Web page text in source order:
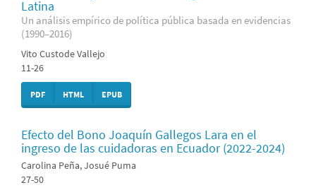
Latina
Un análisis empírico de política pública basada en evidencias
(1990–2016)
Vito Custode Vallejo
11-26
PDF HTML EPUB
Efecto del Bono Joaquín Gallegos Lara en el
ingreso de las cuidadoras en Ecuador (2022-2024)
Carolina Peña, Josué Puma
27-50